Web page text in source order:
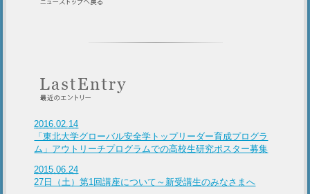
2016.02.14
「東北大学グローバル安全学トップリーダー育成プログラ
ム」アウトリーチプログラムでの高校生研究ポスター募集
2015.06.24
27日（土）第1回講座について～新受講生のみなさまへ